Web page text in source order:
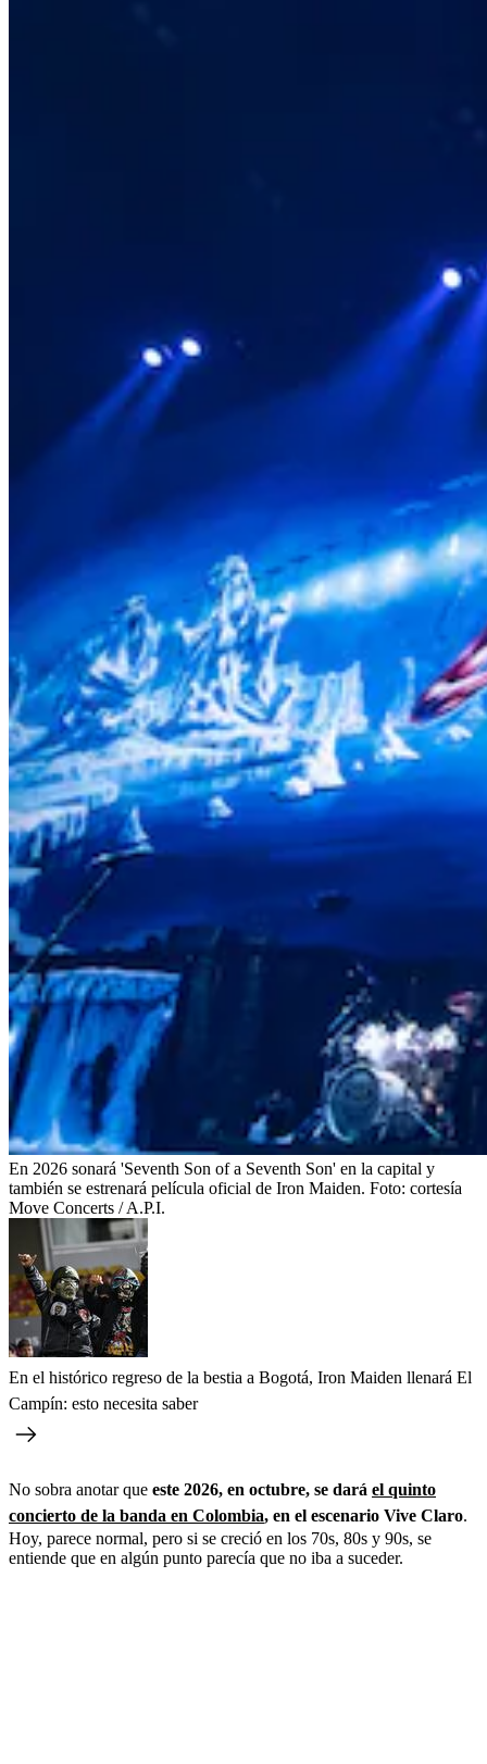
En 2026 sonará 'Seventh Son of a Seventh Son' en la capital y
también se estrenará película oficial de Iron Maiden. Foto: cortesía
Move Concerts / A.P.I.
En el histórico regreso de la bestia a Bogotá, Iron Maiden llenará El
Campín: esto necesita saber
No sobra anotar que este 2026, en octubre, se dará el quinto
concierto de la banda en Colombia, en el escenario Vive Claro.
Hoy, parece normal, pero si se creció en los 70s, 80s y 90s, se
entiende que en algún punto parecía que no iba a suceder.